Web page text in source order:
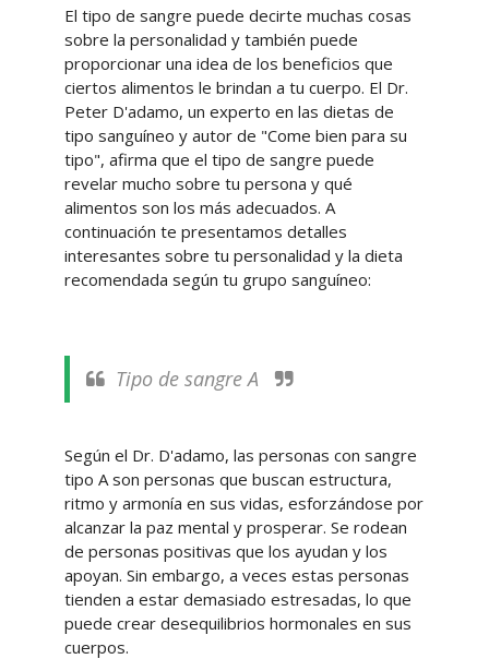
El tipo de sangre puede decirte muchas cosas
sobre la personalidad y también puede
proporcionar una idea de los beneficios que
ciertos alimentos le brindan a tu cuerpo. El Dr.
Peter D'adamo, un experto en las dietas de
tipo sanguíneo y autor de "Come bien para su
tipo", afirma que el tipo de sangre puede
revelar mucho sobre tu persona y qué
alimentos son los más adecuados. A
continuación te presentamos detalles
interesantes sobre tu personalidad y la dieta
recomendada según tu grupo sanguíneo:
Tipo de sangre A
Según el Dr. D'adamo, las personas con sangre
tipo A son personas que buscan estructura,
ritmo y armonía en sus vidas, esforzándose por
alcanzar la paz mental y prosperar. Se rodean
de personas positivas que los ayudan y los
apoyan. Sin embargo, a veces estas personas
tienden a estar demasiado estresadas, lo que
puede crear desequilibrios hormonales en sus
cuerpos.